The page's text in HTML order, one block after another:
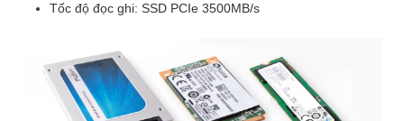
Tốc độ đọc ghi: SSD PCIe 3500MB/s